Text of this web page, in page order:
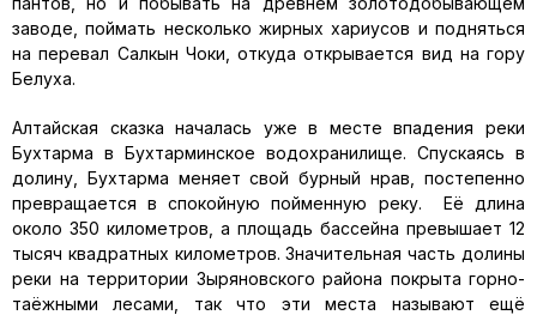
заводе, поймать несколько жирных хариусов и подняться
на перевал Салкын Чоки, откуда открывается вид на гору
Белуха.
Алтайская сказка началась уже в месте впадения реки
Бухтарма в Бухтарминское водохранилище. Спускаясь в
долину, Бухтарма меняет свой бурный нрав, постепенно
превращается в спокойную пойменную реку. Её длина
около 350 километров, а площадь бассейна превышает 12
тысяч квадратных километров. Значительная часть долины
реки на территории Зыряновского района покрыта горно-
таёжными лесами, так что эти места называют ещё